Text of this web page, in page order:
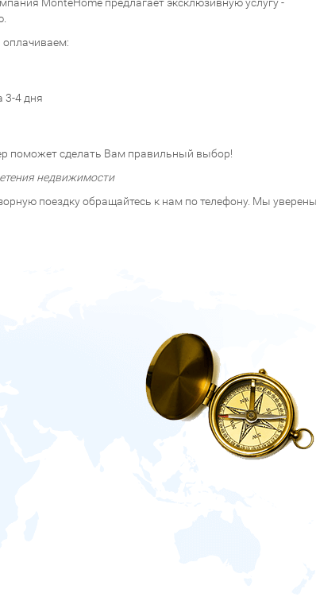
3-4 дня
поможет сделать Вам правильный выбор!
недвижимости
поездку обращайтесь к нам по телефону. Мы